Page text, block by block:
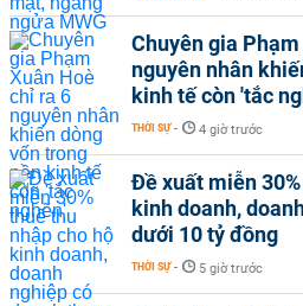
Chuyên gia
nguyên nhân
kinh tế còn 'tắc
THỜI SỰ - 4 giờ trước
Đề xuất miễn
kinh doanh,
dưới 10 tỷ đồng
THỜI SỰ - 5 giờ trước